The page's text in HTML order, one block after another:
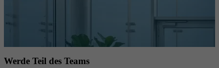
Werde Teil des Teams